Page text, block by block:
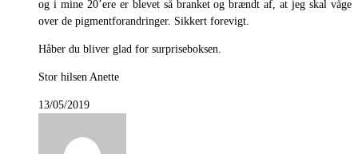
og i mine 20’ere er blevet så branket og brændt af, at jeg skal våge
over de pigmentforandringer. Sikkert forevigt.
Håber du bliver glad for surpriseboksen.
Stor hilsen Anette
13/05/2019